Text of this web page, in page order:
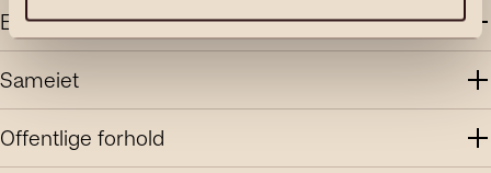
Energi
Sameiet
Offentlige forhold